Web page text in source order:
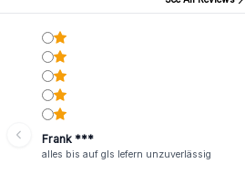
Frank ***
alles bis auf gls lefern unzuverlässig